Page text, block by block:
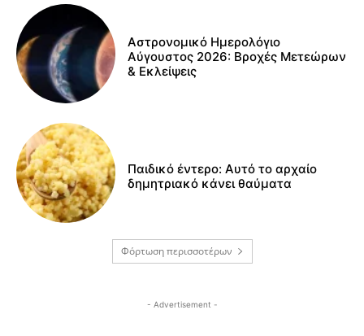
Αστρονομικό Ημερολόγιο
Αύγουστος 2026: Βροχές Μετεώρων
& Εκλείψεις
Παιδικό έντερο: Αυτό το αρχαίο
δημητριακό κάνει θαύματα
Φόρτωση περισσοτέρων
- Advertisement -